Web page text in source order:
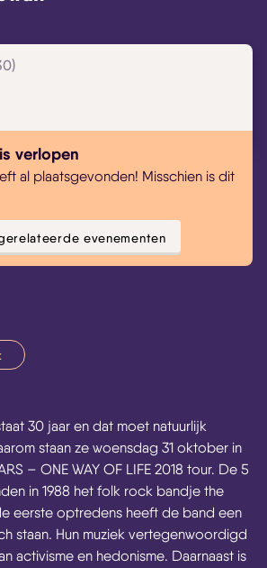
verlopen
al plaatsgevonden! Misschien is dit
evenementen
30 jaar en dat moet natuurlijk
staan ze woensdag 31 oktober in
– ONE WAY OF LIFE 2018 tour. De 5
in 1988 het folk rock bandje the
eerste optredens heeft de band een
staan. Hun muziek vertegenwoordigd
activisme en hedonisme. Daarnaast is